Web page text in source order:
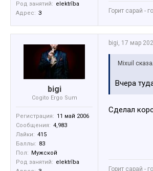
Род занятий: elektrība
Адрес: З Горит сарай -
bigi
Cogito Ergo Sum
Регистрация: 11 май 2006
Сообщения: 4,983
Лайки: 415
Баллы: 83
Пол: Мужской
Род занятий: elektrība
bigi, 17 мар
Mixuil
Вчера
Сделал
Горит сарай -